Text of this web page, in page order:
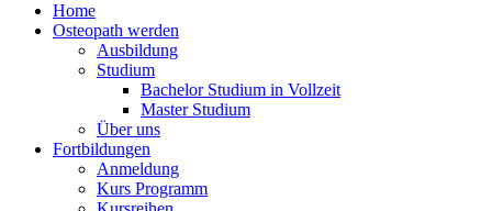
Home
Osteopath werden
Ausbildung
Studium
Bachelor Studium in Vollzeit
Master Studium
Über uns
Fortbildungen
Anmeldung
Kurs Programm